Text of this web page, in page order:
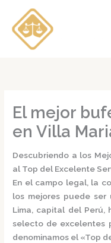
contenido
El mejor
en Villa
Descubriendo a los
al Top del Excelente
En el campo legal, la
los mejores puede
Lima, capital del Perú,
selecto de excelentes
denominamos el «Top